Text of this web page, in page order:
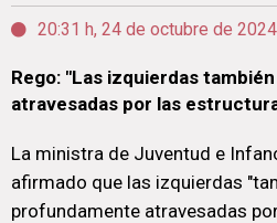
20:31 h, 24 de octubre de 2024
Rego: "Las izquierdas
atravesadas por las
La ministra de Juventud e
afirmado que las izquierdas
profundamente atravesadas